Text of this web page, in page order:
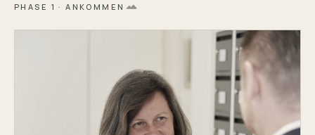
PHASE 1 · ANKOMMEN